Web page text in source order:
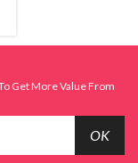
Get More Value From